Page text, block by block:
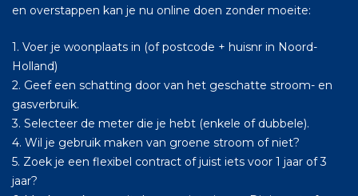
en overstappen kan je nu online doen zonder moeite:
1. Voer je woonplaats in (of postcode + huisnr in Noord-
Holland)
2. Geef een schatting door van het geschatte stroom- en
gasverbruik.
3. Selecteer de meter die je hebt (enkele of dubbele).
4. Wil je gebruik maken van groene stroom of niet?
5. Zoek je een flexibel contract of juist iets voor 1 jaar of 3
jaar?